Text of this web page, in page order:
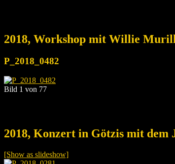
2018, Workshop mit Willie
P_2018_0482
Bild 1 von 77
2018, Konzert in Götzis mit dem
[Show as slideshow]